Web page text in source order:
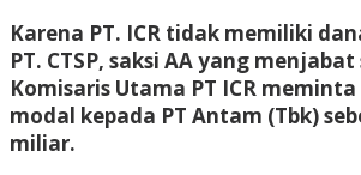
Karena PT. ICR tidak memiliki
PT. CTSP, saksi AA yang
Komisaris Utama PT ICR
modal kepada PT Antam (Tbk)
miliar.